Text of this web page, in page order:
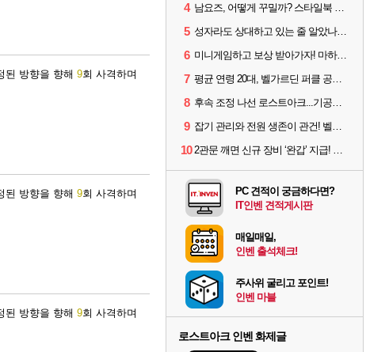
된 방향을 향해 9회 사격하며
된 방향을 향해 9회 사격하며
된 방향을 향해 9회 사격하며
4 남요즈, 어떻게 꾸밀까? 스타일북 인기 차원술사 커스터마이즈
5 성자라도 상대하고 있는 줄 알았나? 벨가르딘 이모저모
6 미니게임하고 보상 받아가자! 마하라카 썸머 캠프 할 일은?
7 평균 연령 20대, 벨가르딘 퍼클 공대 '영로티'를 만나다
8 후속 조정 나선 로스트아크...기공사, 차원술사 하향
9 잡기 관리와 전원 생존이 관건! 벨가르딘 유물 칭호 획득방법 정리
10 2관문 깨면 신규 장비 ‘완갑’ 지급! 그림자 레이드 벨가르딘 공개
PC 견적이 궁금하다면?
IT인벤 견적게시판
매일매일,
인벤 출석체크!
주사위 굴리고 포인트!
인벤 마블
로스트아크 인벤 화제글